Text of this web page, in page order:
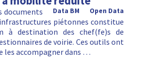
Open Data
Data BM
documents
piétonnes constitue
à destination des chef(fe)s de
de voirie. Ces outils ont
les accompagner dans …